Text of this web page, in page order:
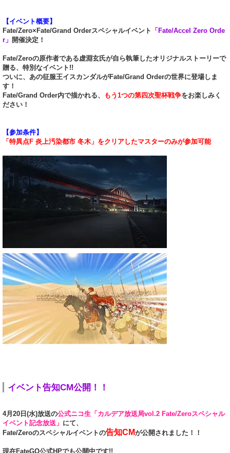
【イベント概要】
Fate/Zero×Fate/Grand Orderスペシャルイベント 「Fate/Accel Zero Orde
r」 開催決定！
Fate/Zeroの原作者である虚淵玄氏が自ら執筆したオリジナルストーリーで
贈る、特別なイベント!!
ついに、あの征服王イスカンダルがFate/Grand Orderの世界に登場しま
す！
Fate/Grand Order内で描かれる、
もう1つの第四次聖杯戦争をお楽しみく
ださい！
【参加条件】
「特異点F 炎上汚染都市 冬木」をクリアしたマスターのみが参加可能
イベント告知CM公開！！
4月20日(水)放送の公式ニコ生「カルデア放送局vol.2 Fate/Zeroスペシャル
イベント記念放送」 にて、
Fate/Zeroのスペシャルイベントの告知CMが公開されました！！
現在FateGO公式HPでも公開中です!!